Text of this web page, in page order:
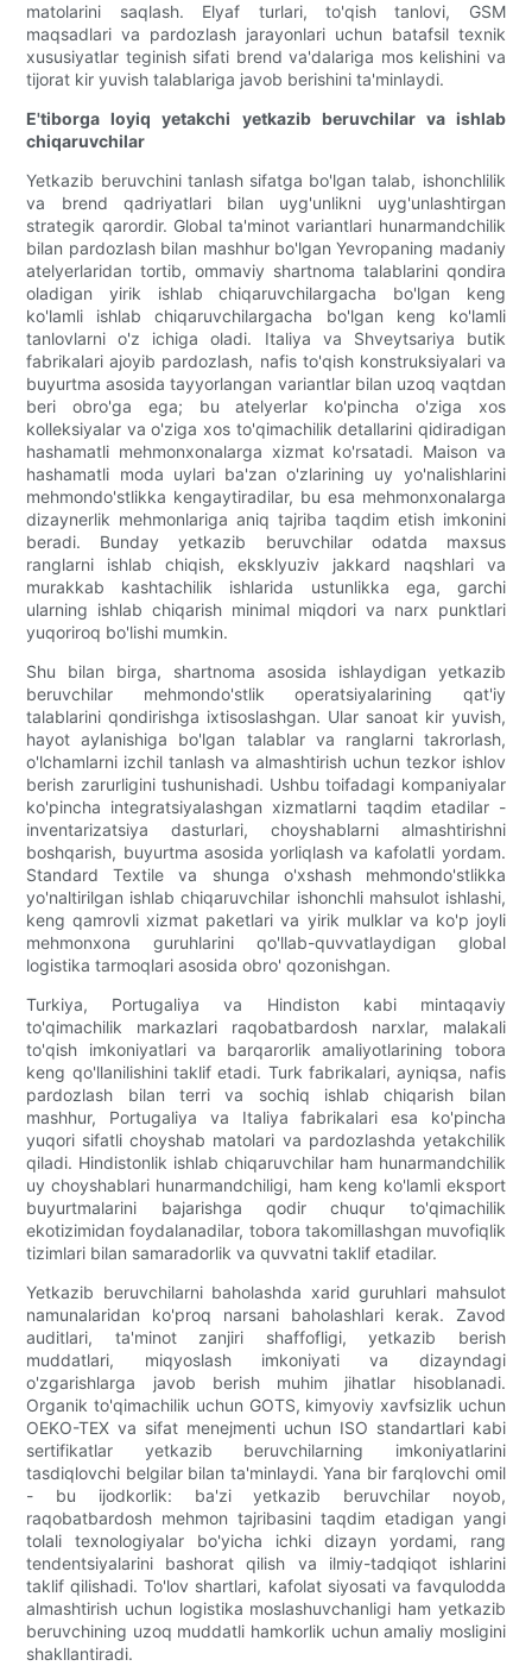
matolarini saqlash. Elyaf turlari, to'qish tanlovi, GSM
maqsadlari va pardozlash jarayonlari uchun batafsil texnik
xususiyatlar teginish sifati brend va'dalariga mos kelishini va
tijorat kir yuvish talablariga javob berishini ta'minlaydi.
E'tiborga loyiq yetakchi yetkazib beruvchilar va ishlab
chiqaruvchilar
Yetkazib beruvchini tanlash sifatga bo'lgan talab, ishonchlilik
va brend qadriyatlari bilan uyg'unlikni uyg'unlashtirgan
strategik qarordir. Global ta'minot variantlari hunarmandchilik
bilan pardozlash bilan mashhur bo'lgan Yevropaning madaniy
atelyerlaridan tortib, ommaviy shartnoma talablarini qondira
oladigan yirik ishlab chiqaruvchilargacha bo'lgan keng
ko'lamli ishlab chiqaruvchilargacha bo'lgan keng ko'lamli
tanlovlarni o'z ichiga oladi. Italiya va Shveytsariya butik
fabrikalari ajoyib pardozlash, nafis to'qish konstruksiyalari va
buyurtma asosida tayyorlangan variantlar bilan uzoq vaqtdan
beri obro'ga ega; bu atelyerlar ko'pincha o'ziga xos
kolleksiyalar va o'ziga xos to'qimachilik detallarini qidiradigan
hashamatli mehmonxonalarga xizmat ko'rsatadi. Maison va
hashamatli moda uylari ba'zan o'zlarining uy yo'nalishlarini
mehmondo'stlikka kengaytiradilar, bu esa mehmonxonalarga
dizaynerlik mehmonlariga aniq tajriba taqdim etish imkonini
beradi. Bunday yetkazib beruvchilar odatda maxsus
ranglarni ishlab chiqish, eksklyuziv jakkard naqshlari va
murakkab kashtachilik ishlarida ustunlikka ega, garchi
ularning ishlab chiqarish minimal miqdori va narx punktlari
yuqoriroq bo'lishi mumkin.
Shu bilan birga, shartnoma asosida ishlaydigan yetkazib
beruvchilar mehmondo'stlik operatsiyalarining qat'iy
talablarini qondirishga ixtisoslashgan. Ular sanoat kir yuvish,
hayot aylanishiga bo'lgan talablar va ranglarni takrorlash,
o'lchamlarni izchil tanlash va almashtirish uchun tezkor ishlov
berish zarurligini tushunishadi. Ushbu toifadagi kompaniyalar
ko'pincha integratsiyalashgan xizmatlarni taqdim etadilar -
inventarizatsiya dasturlari, choyshablarni almashtirishni
boshqarish, buyurtma asosida yorliqlash va kafolatli yordam.
Standard Textile va shunga o'xshash mehmondo'stlikka
yo'naltirilgan ishlab chiqaruvchilar ishonchli mahsulot ishlashi,
keng qamrovli xizmat paketlari va yirik mulklar va ko'p joyli
mehmonxona guruhlarini qo'llab-quvvatlaydigan global
logistika tarmoqlari asosida obro' qozonishgan.
Turkiya, Portugaliya va Hindiston kabi mintaqaviy
to'qimachilik markazlari raqobatbardosh narxlar, malakali
to'qish imkoniyatlari va barqarorlik amaliyotlarining tobora
keng qo'llanilishini taklif etadi. Turk fabrikalari, ayniqsa, nafis
pardozlash bilan terri va sochiq ishlab chiqarish bilan
mashhur, Portugaliya va Italiya fabrikalari esa ko'pincha
yuqori sifatli choyshab matolari va pardozlashda yetakchilik
qiladi. Hindistonlik ishlab chiqaruvchilar ham hunarmandchilik
uy choyshablari hunarmandchiligi, ham keng ko'lamli eksport
buyurtmalarini bajarishga qodir chuqur to'qimachilik
ekotizimidan foydalanadilar, tobora takomillashgan muvofiqlik
tizimlari bilan samaradorlik va quvvatni taklif etadilar.
Yetkazib beruvchilarni baholashda xarid guruhlari mahsulot
namunalaridan ko'proq narsani baholashlari kerak. Zavod
auditlari, ta'minot zanjiri shaffofligi, yetkazib berish
muddatlari, miqyoslash imkoniyati va dizayndagi
o'zgarishlarga javob berish muhim jihatlar hisoblanadi.
Organik to'qimachilik uchun GOTS, kimyoviy xavfsizlik uchun
OEKO-TEX va sifat menejmenti uchun ISO standartlari kabi
sertifikatlar yetkazib beruvchilarning imkoniyatlarini
tasdiqlovchi belgilar bilan ta'minlaydi. Yana bir farqlovchi omil
- bu ijodkorlik: ba'zi yetkazib beruvchilar noyob,
raqobatbardosh mehmon tajribasini taqdim etadigan yangi
tolali texnologiyalar bo'yicha ichki dizayn yordami, rang
tendentsiyalarini bashorat qilish va ilmiy-tadqiqot ishlarini
taklif qilishadi. To'lov shartlari, kafolat siyosati va favqulodda
almashtirish uchun logistika moslashuvchanligi ham yetkazib
beruvchining uzoq muddatli hamkorlik uchun amaliy mosligini
shakllantiradi.